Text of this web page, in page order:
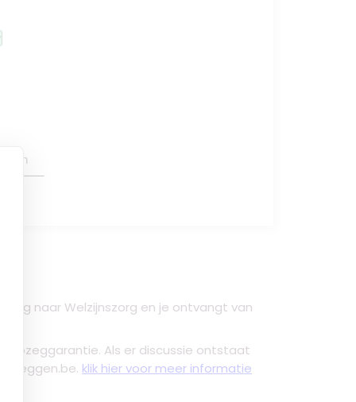
naar Welzijnszorg en je ontvangt van
opzeggarantie. Als er discussie ontstaat
klik hier voor meer informatie